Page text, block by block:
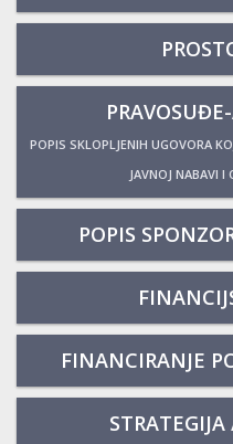
POPIS SKLOPLJENIH UGOVORA
JAVNOJ NABAVI I
POPIS
FINANCIRANJE